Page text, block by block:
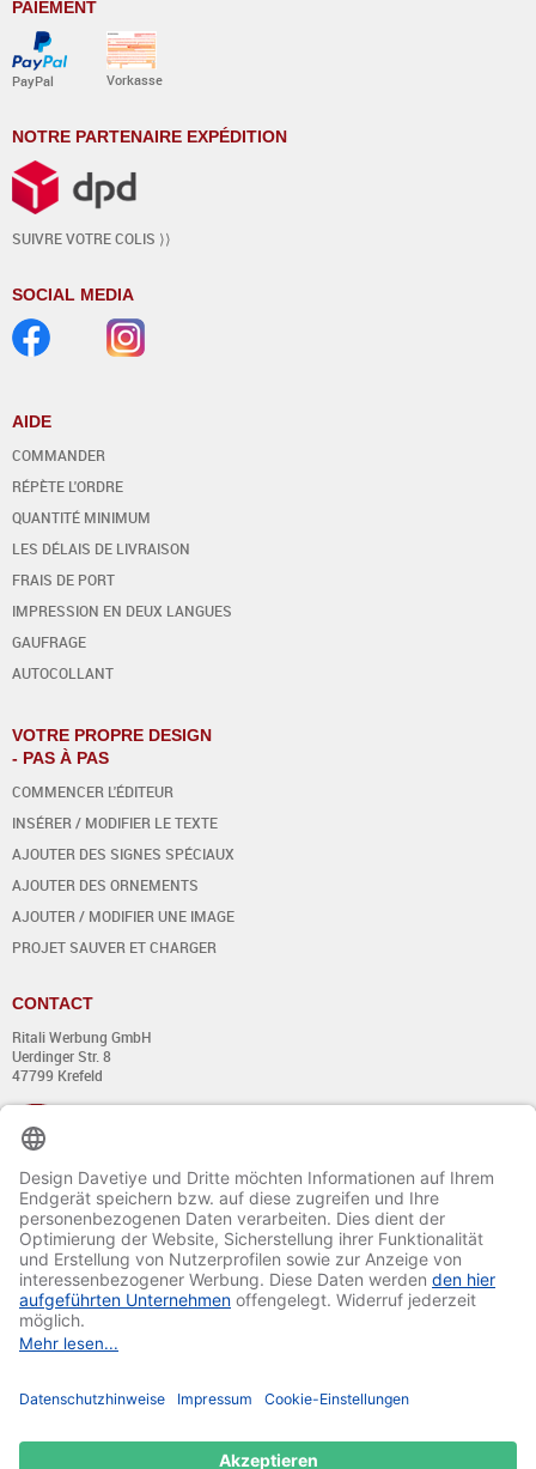
PAIEMENT
PayPal Vorkasse
NOTRE PARTENAIRE EXPÉDITION
SUIVRE VOTRE COLIS ⟩⟩
SOCIAL MEDIA
AIDE
COMMANDER
RÉPÈTE L'ORDRE
QUANTITÉ MINIMUM
LES DÉLAIS DE LIVRAISON
FRAIS DE PORT
IMPRESSION EN DEUX LANGUES
GAUFRAGE
AUTOCOLLANT
VOTRE PROPRE DESIGN
- PAS À PAS
COMMENCER L'ÉDITEUR
INSÉRER / MODIFIER LE TEXTE
AJOUTER DES SIGNES SPÉCIAUX
AJOUTER DES ORNEMENTS
AJOUTER / MODIFIER UNE IMAGE
PROJET SAUVER ET CHARGER
CONTACT
Ritali Werbung GmbH
Uerdinger Str. 8
47799 Krefeld
+49 (0) 21 51 - 7 633 633
Du lundi au jeudi:
de 8:00 - 13:00
et de 14:00 - 17:00 heures
Vendredi:
de 8:00 - 13:00
et de 14:00 - 15:30 heures
E-mail: info@davetiye.de